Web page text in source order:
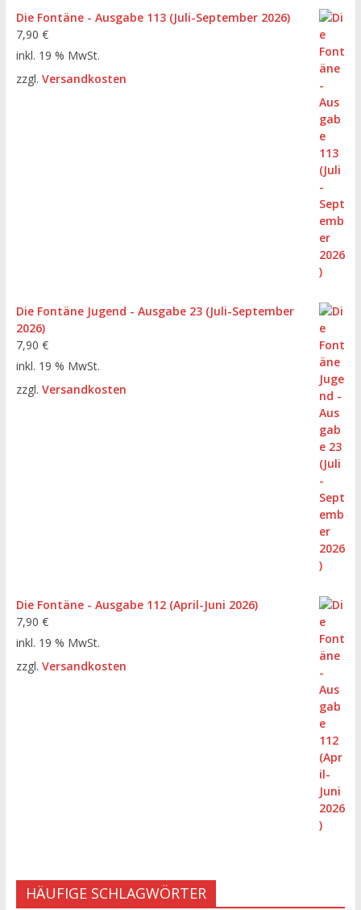
Die Fontäne - Ausgabe 113 (Juli-September 2026)
7,90 €
inkl. 19 % MwSt.
zzgl. Versandkosten
Die Fontäne Jugend - Ausgabe 23 (Juli-September
2026)
7,90 €
inkl. 19 % MwSt.
zzgl. Versandkosten
Die Fontäne - Ausgabe 112 (April-Juni 2026)
7,90 €
inkl. 19 % MwSt.
zzgl. Versandkosten
HÄUFIGE SCHLAGWÖRTER